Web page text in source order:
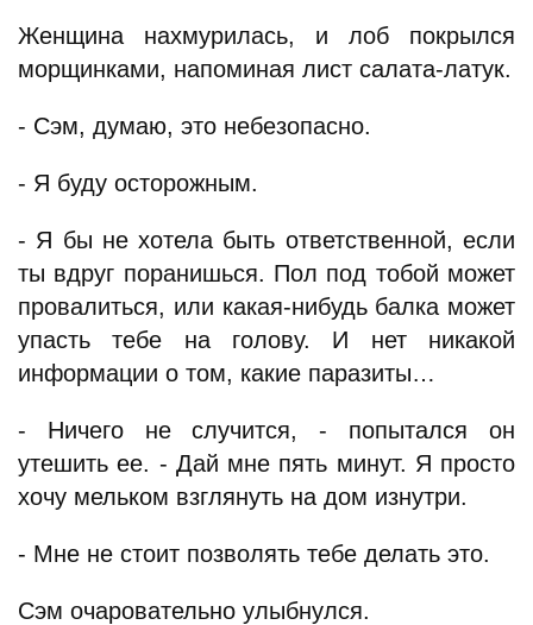
Женщина нахмурилась, и лоб покрылся
морщинками, напоминая лист салата-латук.
- Сэм, думаю, это небезопасно.
- Я буду осторожным.
- Я бы не хотела быть ответственной, если
ты вдруг поранишься. Пол под тобой может
провалиться, или какая-нибудь балка может
упасть тебе на голову. И нет никакой
информации о том, какие паразиты…
- Ничего не случится, - попытался он
утешить ее. - Дай мне пять минут. Я просто
хочу мельком взглянуть на дом изнутри.
- Мне не стоит позволять тебе делать это.
Сэм очаровательно улыбнулся.